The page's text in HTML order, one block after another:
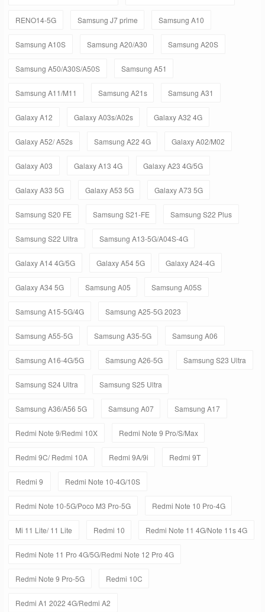
RENO14-5G Samsung J7 prime Samsung A10
Samsung A10S Samsung A20/A30 Samsung A20S
Samsung A50/A30S/A50S Samsung A51
Samsung A11/M11 Samsung A21s Samsung A31
Galaxy A12 Galaxy A03s/A02s Galaxy A32 4G
Galaxy A52/ A52s Samsung A22 4G Galaxy A02/M02
Galaxy A03 Galaxy A13 4G Galaxy A23 4G/5G
Galaxy A33 5G Galaxy A53 5G Galaxy A73 5G
Samsung S20 FE Samsung S21-FE Samsung S22 Plus
Samsung S22 Ultra Samsung A13-5G/A04S-4G
Galaxy A14 4G/5G Galaxy A54 5G Galaxy A24-4G
Galaxy A34 5G Samsung A05 Samsung A05S
Samsung A15-5G/4G Samsung A25-5G 2023
Samsung A55-5G Samsung A35-5G Samsung A06
Samsung A16-4G/5G Samsung A26-5G Samsung S23 Ultra
Samsung S24 Ultra Samsung S25 Ultra
Samsung A36/A56 5G Samsung A07 Samsung A17
Redmi Note 9/Redmi 10X Redmi Note 9 Pro/S/Max
Redmi 9C/ Redmi 10A Redmi 9A/9i Redmi 9T
Redmi 9 Redmi Note 10-4G/10S
Redmi Note 10-5G/Poco M3 Pro-5G Redmi Note 10 Pro-4G
Mi 11 Lite/ 11 Lite Redmi 10 Redmi Note 11 4G/Note 11s 4G
Redmi Note 11 Pro 4G/5G/Redmi Note 12 Pro 4G
Redmi Note 9 Pro-5G Redmi 10C
Redmi A1 2022 4G/Redmi A2